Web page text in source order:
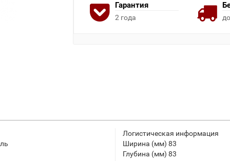
Гарантия
2 года
Логистическая информация
Ширина (мм) 83
Глубина (мм) 83